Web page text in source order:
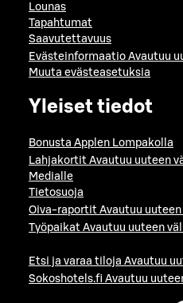
Lounas
Tapahtumat
Saavutettavuus
Evästeinformaatio Avautuu
Muuta evästeasetuksia
Yleiset tiedot
Bonusta Applen Lompakolla
Lahjakortit Avautuu uuteen
Medialle
Tietosuoja
Oiva-raportit Avautuu
Työpaikat Avautuu uuteen
Etsi ja varaa tiloja Avautuu
Sokoshotels.fi Avautuu